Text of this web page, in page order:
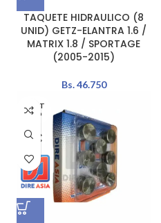
TAQUETE HIDRAULICO (8
UNID) GETZ-ELANTRA 1.6 /
MATRIX 1.8 / SPORTAGE
(2005-2015)
Bs.46.750
AGOT
ADO